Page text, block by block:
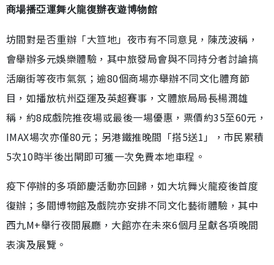
商場播亞運舞火龍復辦夜遊博物館
坊間對是否重辦「大笪地」夜市有不同意見，陳茂波稱，
會舉辦多元娛樂體驗，其中旅發局會與不同持分者討論搞
活廟街等夜市氣氛；逾80個商場亦舉辦不同文化體育節
目，如播放杭州亞運及英超賽事，文體旅局局長楊潤雄
稱，約8成戲院推夜場或最後一場優惠，票價約35至60元，
IMAX場次亦僅80元；另港鐵推晚間「搭5送1」，市民累積
5次10時半後出閘即可獲一次免費本地車程。
疫下停辦的多項節慶活動亦回歸，如大坑舞火龍疫後首度
復辦；多間博物館及戲院亦安排不同文化藝術體驗，其中
西九M+舉行夜間展廳，大館亦在未來6個月呈獻各項晚間
表演及展覽。